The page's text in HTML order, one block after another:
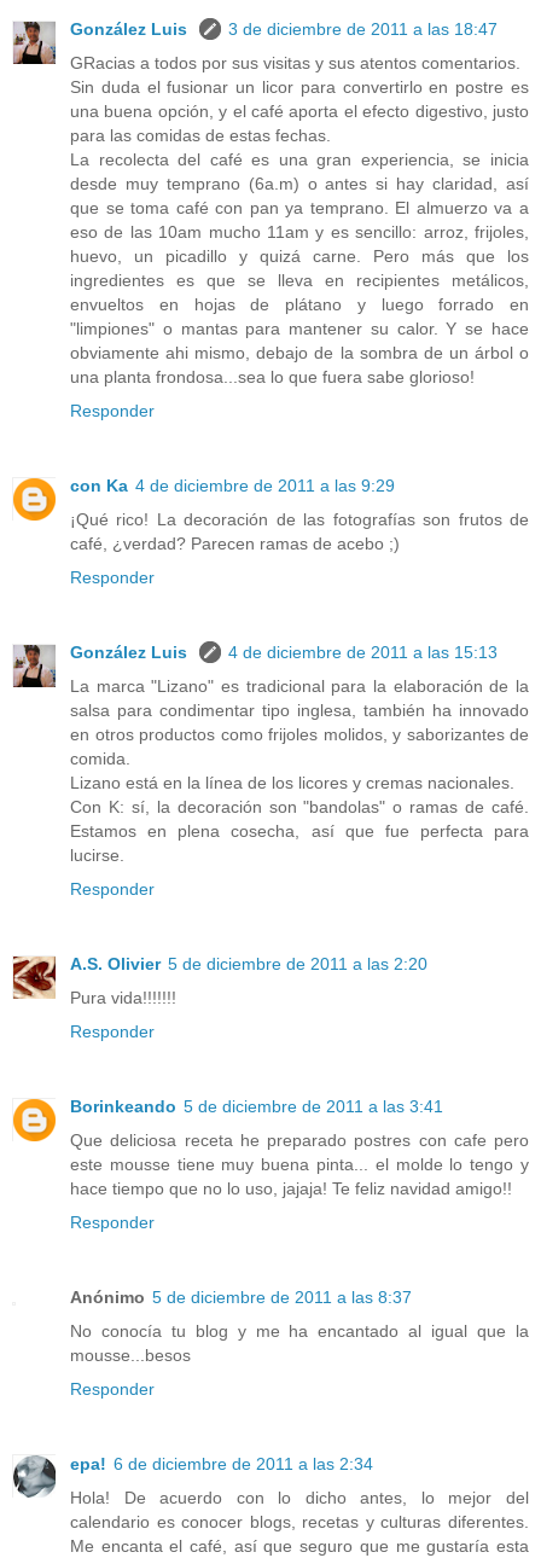
González Luis
3 de diciembre de 2011 a las 18:47
GRacias a todos por sus visitas y sus atentos comentarios.
Sin duda el fusionar un licor para convertirlo en postre es
una buena opción, y el café aporta el efecto digestivo, justo
para las comidas de estas fechas.
La recolecta del café es una gran experiencia, se inicia
desde muy temprano (6a.m) o antes si hay claridad, así
que se toma café con pan ya temprano. El almuerzo va a
eso de las 10am mucho 11am y es sencillo: arroz, frijoles,
huevo, un picadillo y quizá carne. Pero más que los
ingredientes es que se lleva en recipientes metálicos,
envueltos en hojas de plátano y luego forrado en
"limpiones" o mantas para mantener su calor. Y se hace
obviamente ahi mismo, debajo de la sombra de un árbol o
una planta frondosa...sea lo que fuera sabe glorioso!
Responder
con Ka 4 de diciembre de 2011 a las 9:29
¡Qué rico! La decoración de las fotografías son frutos de
café, ¿verdad? Parecen ramas de acebo ;)
Responder
González Luis
4 de diciembre de 2011 a las 15:13
La marca "Lizano" es tradicional para la elaboración de la
salsa para condimentar tipo inglesa, también ha innovado
en otros productos como frijoles molidos, y saborizantes de
comida.
Lizano está en la línea de los licores y cremas nacionales.
Con K: sí, la decoración son "bandolas" o ramas de café.
Estamos en plena cosecha, así que fue perfecta para
lucirse.
Responder
A.S. Olivier 5 de diciembre de 2011 a las 2:20
Pura vida!!!!!!!
Responder
Borinkeando 5 de diciembre de 2011 a las 3:41
Que deliciosa receta he preparado postres con cafe pero
este mousse tiene muy buena pinta... el molde lo tengo y
hace tiempo que no lo uso, jajaja! Te feliz navidad amigo!!
Responder
Anónimo 5 de diciembre de 2011 a las 8:37
No conocía tu blog y me ha encantado al igual que la
mousse...besos
Responder
epa! 6 de diciembre de 2011 a las 2:34
Hola! De acuerdo con lo dicho antes, lo mejor del
calendario es conocer blogs, recetas y culturas diferentes.
Me encanta el café, así que seguro que me gustaría esta